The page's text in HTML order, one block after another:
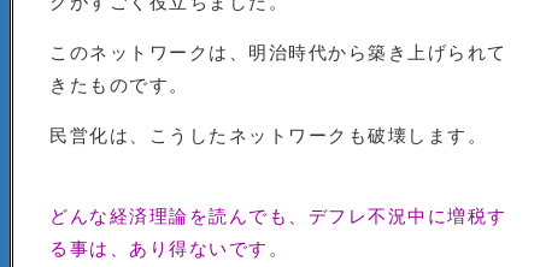
このネットワークは、明治時代から築き上げられて
きたものです。
民営化は、こうしたネットワークも破壊します。
どんな経済理論を読んでも、デフレ不況中に増税す
る事は、あり得ないです。